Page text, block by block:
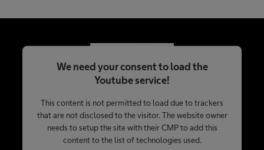
We need your consent to load the
Youtube service!
This content is not permitted to load due to trackers
that are not disclosed to the visitor. The website owner
needs to setup the site with their CMP to add this
content to the list of technologies used.